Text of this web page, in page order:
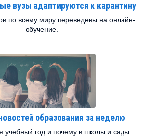
вузы адаптируются к карантину
по всему миру переведены на онлайн-
обучение.
образования за неделю
учебный год и почему в школы и сады